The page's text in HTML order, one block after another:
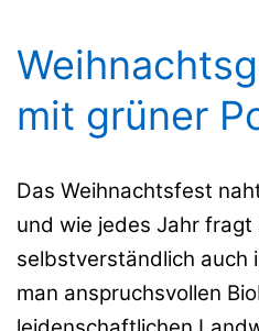
mit grüner
Das Weihnachtsfest
und wie jedes Jahr fragt
selbstverständlich auch
man anspruchsvollen